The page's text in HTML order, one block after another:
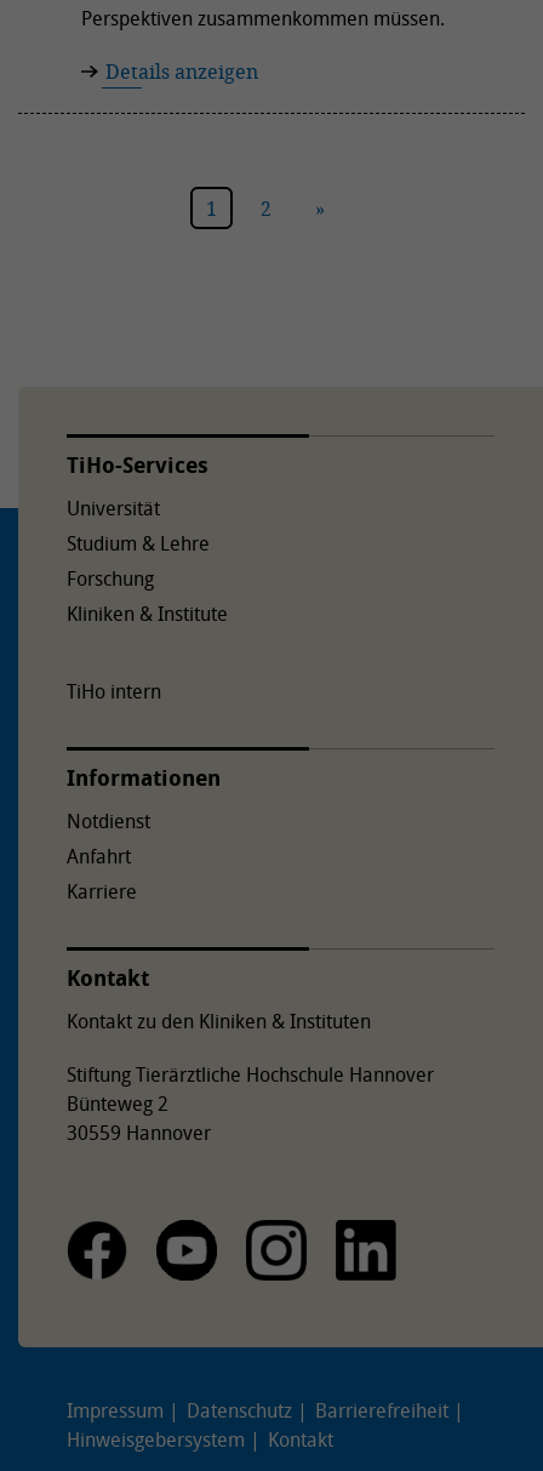
Perspektiven zusammenkommen müssen.
Details anzeigen
1 2 »
TiHo-Services
Universität
Studium & Lehre
Forschung
Kliniken & Institute
TiHo intern
Informationen
Notdienst
Anfahrt
Karriere
Kontakt
Kontakt zu den Kliniken & Instituten
Stiftung Tierärztliche Hochschule Hannover
Bünteweg 2
30559 Hannover
Impressum Datenschutz
Barrierefreiheit
Hinweisgebersystem
Kontakt